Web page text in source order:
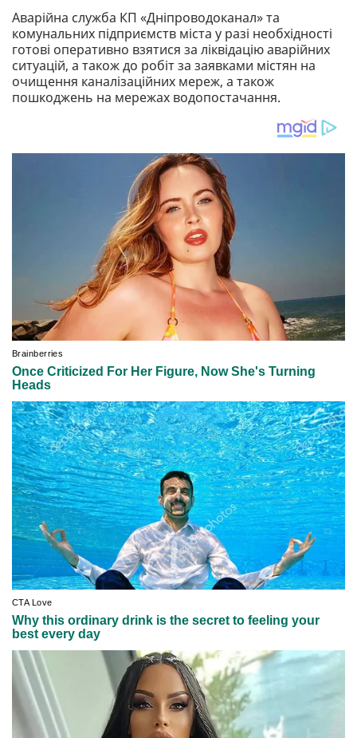
Аварійна служба КП «Дніпроводоканал» та
комунальних підприємств міста у разі необхідності
готові оперативно взятися за ліквідацію аварійних
ситуацій, а також до робіт за заявками містян на
очищення каналізаційних мереж, а також
пошкоджень на мережах водопостачання.